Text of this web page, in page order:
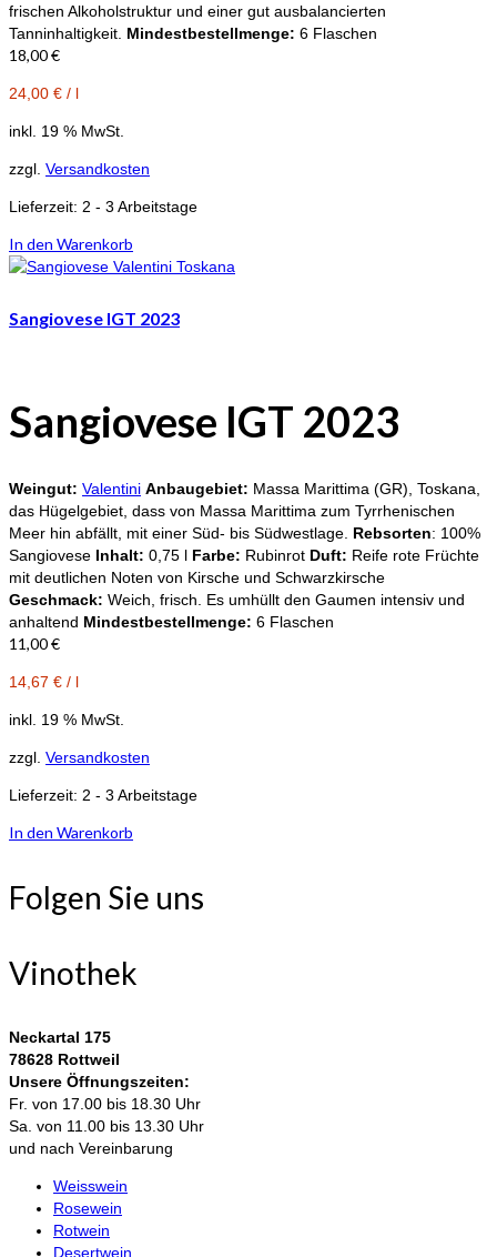
frischen Alkoholstruktur und einer gut ausbalancierten
Tanninhaltigkeit. Mindestbestellmenge: 6 Flaschen
18,00€
24,00 € / l
inkl. 19 % MwSt.
zzgl. Versandkosten
Lieferzeit: 2 - 3 Arbeitstage
In den Warenkorb
Sangiovese IGT 2023
Sangiovese IGT 2023
Weingut: Valentini Anbaugebiet: Massa Marittima (GR), Toskana,
das Hügelgebiet, dass von Massa Marittima zum Tyrrhenischen
Meer hin abfällt, mit einer Süd- bis Südwestlage. Rebsorten: 100%
Sangiovese Inhalt: 0,75 l Farbe: Rubinrot Duft: Reife rote Früchte
mit deutlichen Noten von Kirsche und Schwarzkirsche
Geschmack: Weich, frisch. Es umhüllt den Gaumen intensiv und
anhaltend Mindestbestellmenge: 6 Flaschen
11,00€
14,67 € / l
inkl. 19 % MwSt.
zzgl. Versandkosten
Lieferzeit: 2 - 3 Arbeitstage
In den Warenkorb
Folgen Sie uns
Vinothek
Neckartal 175
78628 Rottweil
Unsere Öffnungszeiten:
Fr. von 17.00 bis 18.30 Uhr
Sa. von 11.00 bis 13.30 Uhr
und nach Vereinbarung
Weisswein
Rosewein
Rotwein
Desertwein